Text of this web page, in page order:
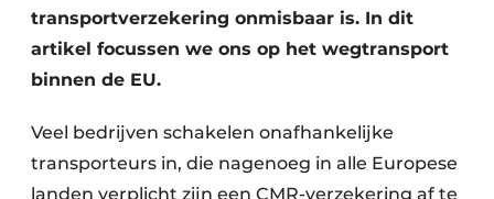
Shredders
Transportbanden
transportverzekering onmisbaar is. In dit
artikel focussen we ons op het wegtransport
binnen de EU.
Veel bedrijven schakelen onafhankelijke
transporteurs in, die nagenoeg in alle Europese
landen verplicht zijn een CMR-verzekering af te